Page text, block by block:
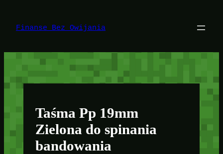
treści
Finanse Bez Owijania
Taśma Pp 19mm
Zielona do spinania
bandowania